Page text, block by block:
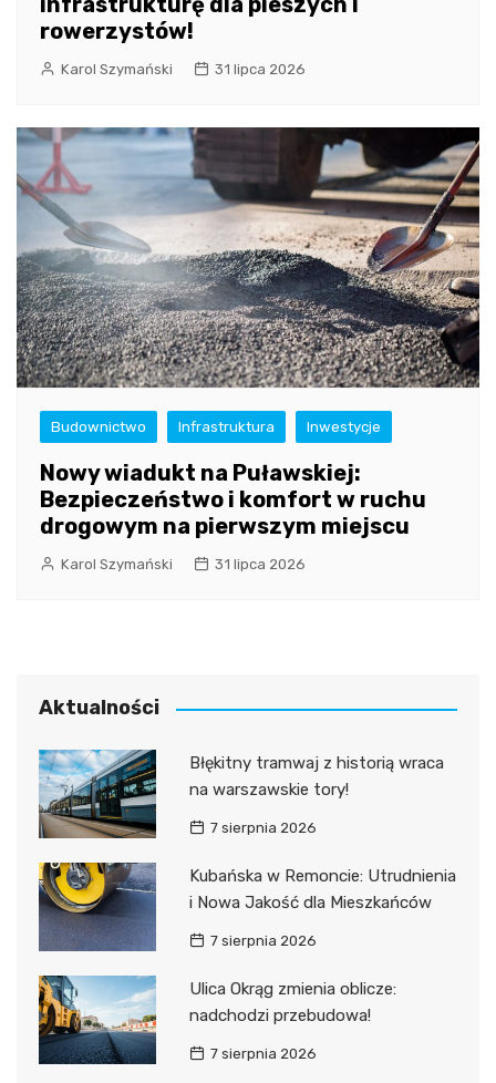
rowerzystów!
Karol Szymański 31 lipca 2026
Budownictwo Infrastruktura Inwestycje
Nowy wiadukt na Puławskiej:
Bezpieczeństwo i komfort w ruchu
drogowym na pierwszym miejscu
Karol Szymański 31 lipca 2026
Aktualności
Błękitny tramwaj z historią wraca
na warszawskie tory!
7 sierpnia 2026
Kubańska w Remoncie: Utrudnienia
i Nowa Jakość dla Mieszkańców
7 sierpnia 2026
Ulica Okrąg zmienia oblicze:
nadchodzi przebudowa!
7 sierpnia 2026